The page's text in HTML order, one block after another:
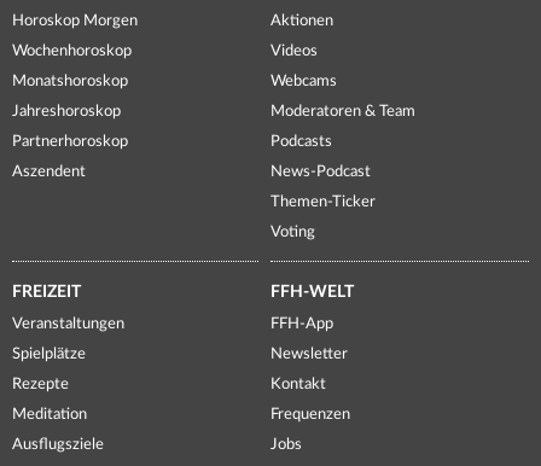
Horoskop Morgen
Wochenhoroskop
Monatshoroskop
Jahreshoroskop
Partnerhoroskop
Aszendent
Aktionen
Videos
Webcams
Moderatoren & Team
Podcasts
News-Podcast
Themen-Ticker
Voting
FREIZEIT
Veranstaltungen
Spielplätze
Rezepte
Meditation
Ausflugsziele
FFH-WELT
FFH-App
Newsletter
Kontakt
Frequenzen
Jobs